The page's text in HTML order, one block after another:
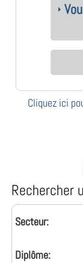
Cliquez ici
Rechercher
Secteur:
Diplôme: